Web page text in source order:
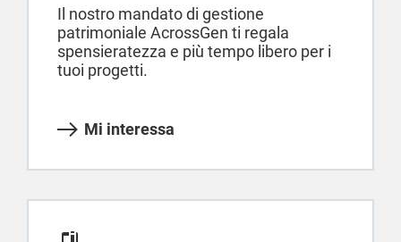
Il nostro mandato di gestione
patrimoniale AcrossGen ti regala
spensieratezza e più tempo libero per i
tuoi progetti.
Mi interessa